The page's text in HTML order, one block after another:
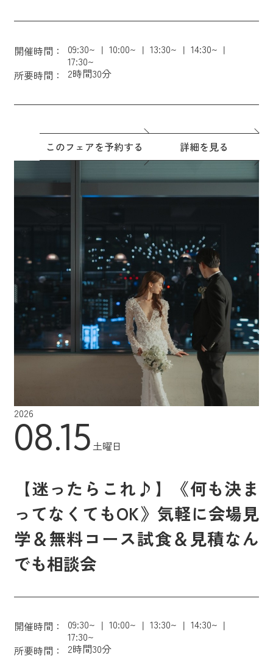
開催時間： 09:30~ 10:00~ 13:30~
14:30~
17:30~
所要時間：
2時間30分
このフェアを予約する 詳細を見る
2026
08.15 土曜日
【迷ったらこれ♪】《何も決ま
ってなくてもOK》気軽に会場見
学＆無料コース試食＆見積なん
でも相談会
開催時間： 09:30~ 10:00~ 13:30~
14:30~
17:30~
所要時間：
2時間30分